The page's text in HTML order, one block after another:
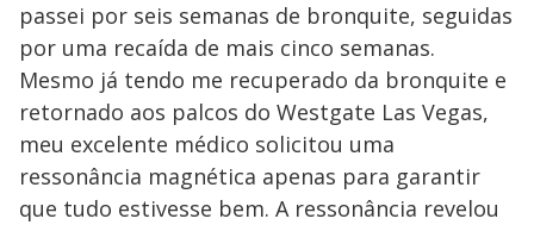
passei por seis semanas de bronquite, seguidas
por uma recaída de mais cinco semanas.
Mesmo já tendo me recuperado da bronquite e
retornado aos palcos do Westgate Las Vegas,
meu excelente médico solicitou uma
ressonância magnética apenas para garantir
que tudo estivesse bem. A ressonância revelou